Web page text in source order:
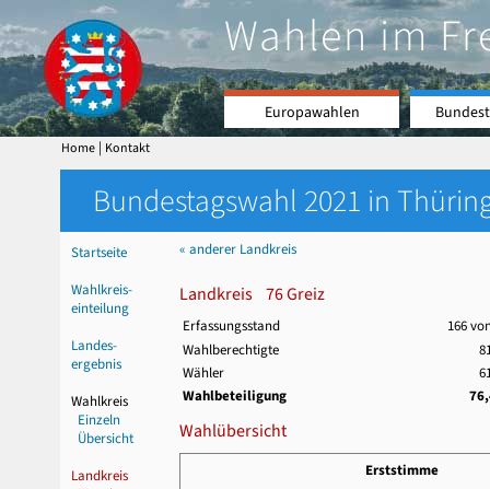
Wahlen im
Europawahlen
Home | Kontakt
Bundestagswahl 2021 in
Startseite
Wahlkreis-
einteilung
Landes-
ergebnis
Wahlkreis
Einzeln
Übersicht
Landkreis
« anderer Landkreis
Landkreis 76 Greiz
Erfassungsstand
166
Wahlberechtigte
Wähler
Wahlbeteiligung
Wahlübersicht
Erststimme